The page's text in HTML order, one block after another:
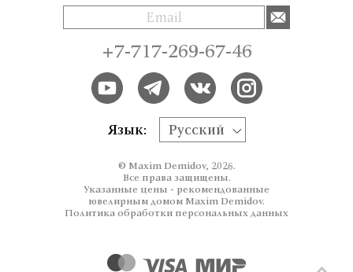
+7-717-269-67-46
Язык: Русский
© Maxim Demidov, 2026.
Все права защищены.
Указанные цены - рекомендованные
ювелирным домом Maxim Demidov.
Политика обработки персональных данных